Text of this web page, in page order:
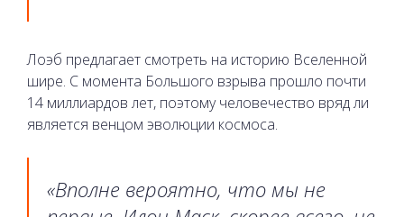
Лоэб предлагает смотреть на историю Вселенной
шире. С момента Большого взрыва прошло почти
14 миллиардов лет, поэтому человечество вряд ли
является венцом эволюции космоса.
«Вполне вероятно, что мы не